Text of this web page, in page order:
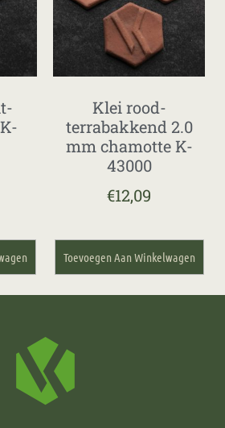
Klei rood-
terrabakkend 2.0
mm chamotte K-
43000
€12,09
Toevoegen Aan Winkelwagen